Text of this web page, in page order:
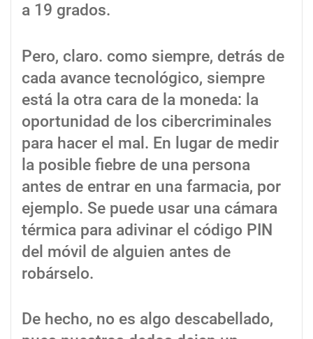
a 19 grados.
Pero, claro. como siempre, detrás de
cada avance tecnológico, siempre
está la otra cara de la moneda: la
oportunidad de los cibercriminales
para hacer el mal. En lugar de medir
la posible fiebre de una persona
antes de entrar en una farmacia, por
ejemplo. Se puede usar una cámara
térmica para adivinar el código PIN
del móvil de alguien antes de
robárselo.
De hecho, no es algo descabellado,